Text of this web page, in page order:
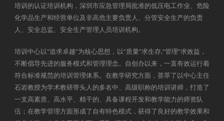
培训的认证培训机构，深圳市应急管理局批准的低压电工作业、危险
化学品生产和经营单位及非高危主要负责人、分管安全生产的负责
人、安全总监、安全生产管理人员培训机构。
培训中心以“追求卓越”为核心思想，以“质量”求生存,“管理”求效益，
不断倡导先进的服务模式和管理理念。自创办以来，一直有效运行着
符合标准规范的培训管理体系。在教学研究方面，荟萃了以中心主任
石岩教授为学术教研带头人的多名中、高级职称的培训讲师，打造了
一支高素质、高水平、精干的、具备课程开发和教学能力的师资队
伍；在教学管理方面形成了自有特色模式，获得了良好的教学效果和